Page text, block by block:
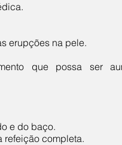
erupções na pele.
que possa ser
e do baço.
refeição completa.